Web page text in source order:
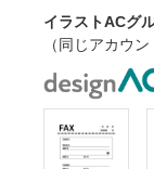
イラストACグ
（同じアカウ